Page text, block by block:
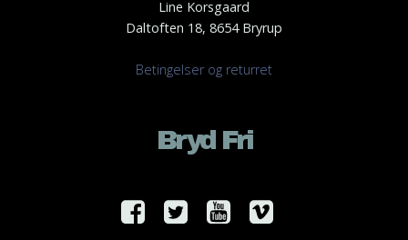
Line Korsgaard
Daltoften 18, 8654 Bryrup
Betingelser og returret
Bryd Fri